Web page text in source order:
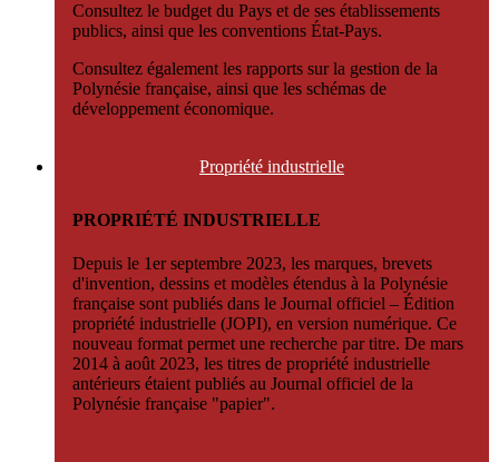
Consultez le budget du Pays et de ses établissements
publics, ainsi que les conventions État-Pays.
Consultez également les rapports sur la gestion de la
Polynésie française, ainsi que les schémas de
développement économique.
Propriété industrielle
PROPRIÉTÉ INDUSTRIELLE
Depuis le 1er septembre 2023, les marques, brevets
d'invention, dessins et modèles étendus à la Polynésie
française sont publiés dans le Journal officiel – Édition
propriété industrielle (JOPI), en version numérique. Ce
nouveau format permet une recherche par titre. De mars
2014 à août 2023, les titres de propriété industrielle
antérieurs étaient publiés au Journal officiel de la
Polynésie française "papier".